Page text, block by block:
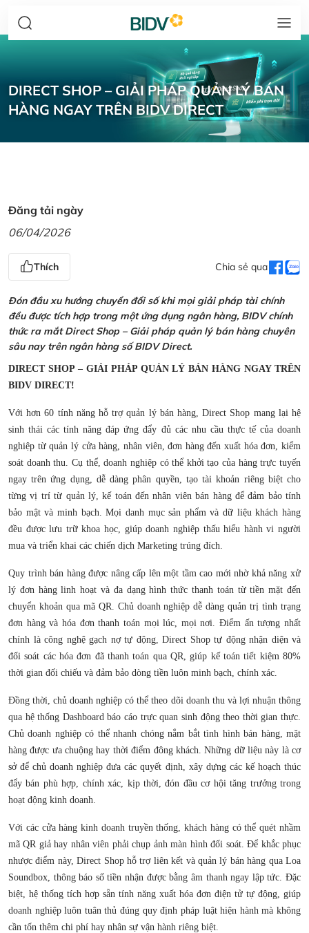
DIRECT SHOP – GIẢI PHÁP QUẢN LÝ BÁN
HÀNG NGAY TRÊN BIDV DIRECT
Đăng tải ngày
06/04/2026
Thích Chia sẻ qua
Đón đầu xu hướng chuyển đổi số khi mọi giải pháp tài chính
đều được tích hợp trong một ứng dụng ngân hàng, BIDV chính
thức ra mắt Direct Shop – Giải pháp quản lý bán hàng chuyên
sâu nay trên ngân hàng số BIDV Direct.
DIRECT SHOP – GIẢI PHÁP QUẢN LÝ BÁN HÀNG NGAY TRÊN
BIDV DIRECT!
Với hơn 60 tính năng hỗ trợ quản lý bán hàng, Direct Shop mang lại hệ
sinh thái các tính năng đáp ứng đẩy đủ các nhu cầu thực tế của doanh
nghiệp từ quản lý cửa hàng, nhân viên, đơn hàng đến xuất hóa đơn, kiểm
soát doanh thu. Cụ thể, doanh nghiệp có thể khởi tạo của hàng trực tuyến
ngay trên ứng dụng, dễ dàng phân quyền, tạo tài khoản riêng biệt cho
từng vị trí từ quản lý, kế toán đến nhân viên bán hàng để đảm bảo tính
bảo mật và minh bạch. Mọi danh mục sản phẩm và dữ liệu khách hàng
đều được lưu trữ khoa học, giúp doanh nghiệp thấu hiểu hành vi người
mua và triển khai các chiến dịch Marketing trúng đích.
Quy trình bán hàng được nâng cấp lên một tầm cao mới nhờ khả năng xử
lý đơn hàng linh hoạt và đa dạng hình thức thanh toán từ tiền mặt đến
chuyển khoản qua mã QR. Chủ doanh nghiệp dễ dàng quản trị tình trạng
đơn hàng và hóa đơn thanh toán mọi lúc, mọi nơi. Điểm ấn tượng nhất
chính là công nghệ gạch nợ tự động, Direct Shop tự động nhận diện và
đối soát các hóa đơn đã thanh toán qua QR, giúp kế toán tiết kiệm 80%
thời gian đối chiếu và đảm bảo dòng tiền luôn minh bạch, chính xác.
Đồng thời, chủ doanh nghiệp có thể theo dõi doanh thu và lợi nhuận thông
qua hệ thống Dashboard báo cáo trực quan sinh động theo thời gian thực.
Chủ doanh nghiệp có thể nhanh chóng nắm bắt tình hình bán hàng, mặt
hàng được ưa chuộng hay thời điểm đông khách. Những dữ liệu này là cơ
sở để chủ doanh nghiệp đưa các quyết định, xây dựng các kế hoạch thúc
đẩy bán phù hợp, chính xác, kịp thời, đón đầu cơ hội tăng trưởng trong
hoạt động kinh doanh.
Với các cửa hàng kinh doanh truyền thống, khách hàng có thể quét nhầm
mã QR giả hay nhân viên phải chụp ảnh màn hình đối soát. Để khắc phục
nhược điểm này, Direct Shop hỗ trợ liên kết và quản lý bán hàng qua Loa
Soundbox, thông báo số tiền nhận được bằng âm thanh ngay lập tức. Đặc
biệt, hệ thống tích hợp sẵn tính năng xuất hóa đơn điện tử tự động, giúp
doanh nghiệp luôn tuân thủ đúng quy định pháp luật hiện hành mà không
cần tốn thêm chi phí hay nhân sự vận hành riêng biệt.